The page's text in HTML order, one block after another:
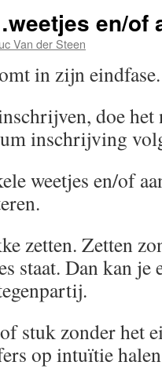
en/of
Van der Steen
in zijn
doe
inschrijving
weetjes en/of
zetten. Zetten
staat. Dan kan je
stuk zonder het
op intuïtie